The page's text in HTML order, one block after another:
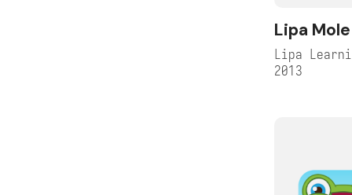
Lipa Mole
Lipa
2013